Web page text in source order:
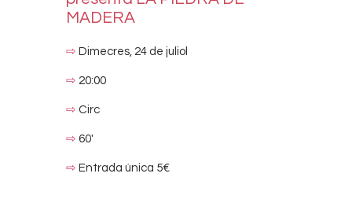
MADERA
⇨ Dimecres, 24 de juliol
⇨ 20:00
⇨ Circ
⇨ 60′
⇨ Entrada única 5€